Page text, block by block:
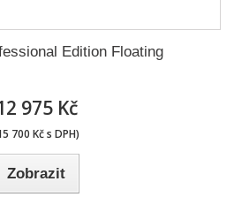
Edition Floating
975 Kč
700 Kč s DPH)
Zobrazit